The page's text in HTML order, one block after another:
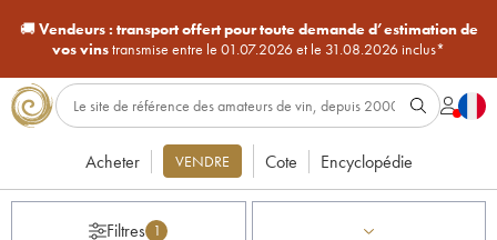
🚚Vendeurs : transport offert pour toute demande d’estimation de
vos vinstransmise entre le 01.07.2026 et le 31.08.2026 inclus*
Acheter VENDRE Cote Encyclopédie
Filtres 1